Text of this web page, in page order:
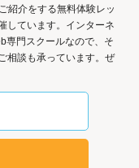
紹介をする無料体験レッ
しています。インターネ
専門スクールなので、そ
相談も承っています。ぜ